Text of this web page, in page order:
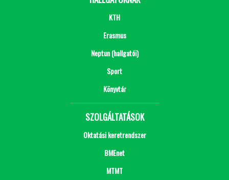
KTH
Erasmus
Neptun (hallgatói)
Sport
Könyvtár
SZOLGÁLTATÁSOK
Oktatási keretrendszer
BMEnet
MTMT